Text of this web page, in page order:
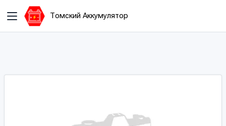
Томский Аккумулятор